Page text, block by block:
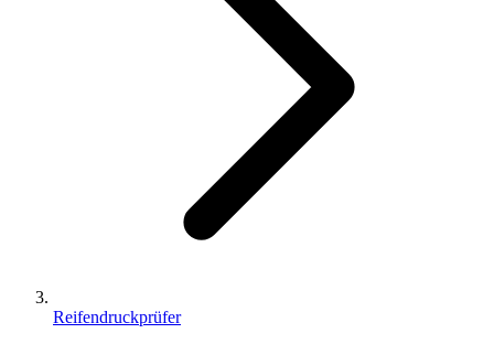
Reifendruckprüfer